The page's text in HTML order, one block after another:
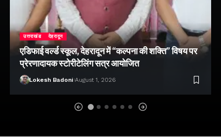
उत्तराखंड देहरादून
एडिफाई वर्ल्ड स्कूल, देहरादून में “कल्पना की शक्ति” विषय पर
प्रेरणादायक स्टोरीटेलिंग सत्र आयोजित
Lokesh Badoni August 1, 2026